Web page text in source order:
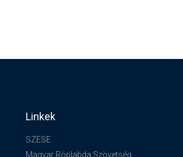
Linkek
SZESE
Magyar Röplabda Szövetség